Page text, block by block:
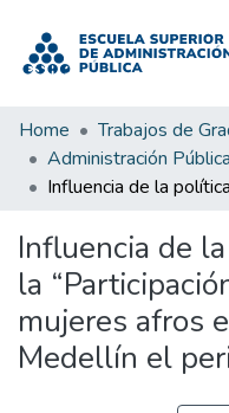
Home Trabajos de
Influencia de
la
mujeres afros
Medellín el